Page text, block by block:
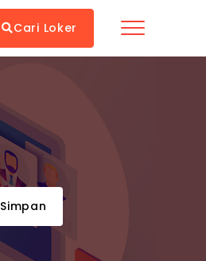
Simpan
Cari Loker